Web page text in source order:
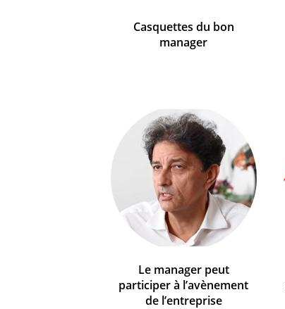
Casquettes du bon
manager
Le manager peut
participer à l’avènement
de l’entreprise